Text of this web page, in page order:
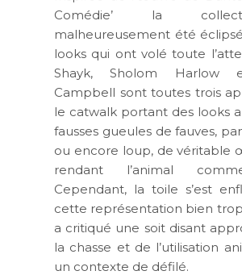
Comédie’ la
malheureusement été
looks qui ont volé toute
Shayk, Sholom Harlow
Campbell sont toutes trois
le catwalk portant des looks
fausses gueules de fauves,
ou encore loup, de véritable
rendant l’animal
Cependant, la toile s’est
cette représentation bien
a critiqué une soit disant
la chasse et de l’utilisation
un contexte de défilé.